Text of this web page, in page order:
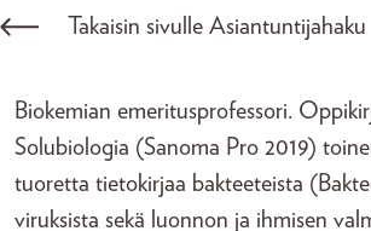
Takaisin sivulle Asiantuntijahaku
Biokemian emeritusprofessori.
Solubiologia (Sanoma Pro 2019)
tuoretta tietokirjaa bakteeteista
viruksista sekä luonnon ja ihmisen